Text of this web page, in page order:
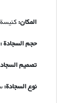
المكان:كنيسة
حجم السجادة :
تصميم
نوع السجادة: